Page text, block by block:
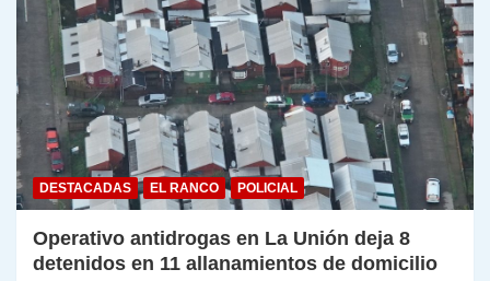
DESTACADAS EL RANCO POLICIAL
Operativo antidrogas en La Unión deja 8
detenidos en 11 allanamientos de domicilio